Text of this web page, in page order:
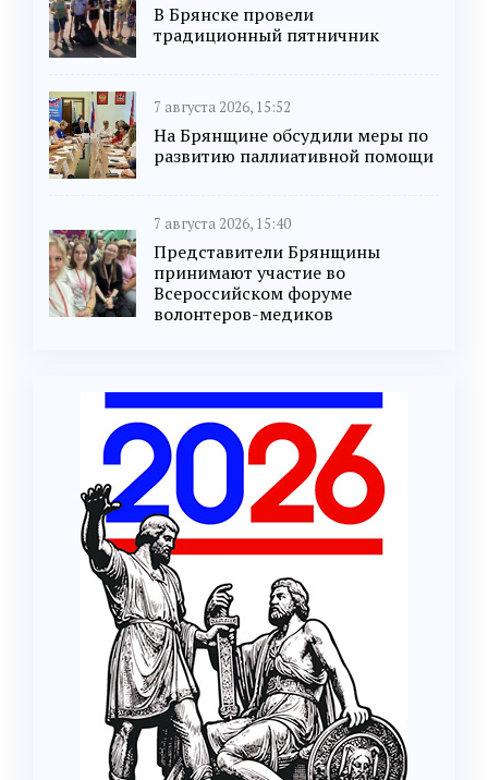
В Брянске провели
традиционный пятничник
7 августа 2026, 15:52
На Брянщине обсудили меры по
развитию паллиативной помощи
7 августа 2026, 15:40
Представители Брянщины
принимают участие во
Всероссийском форуме
волонтеров-медиков